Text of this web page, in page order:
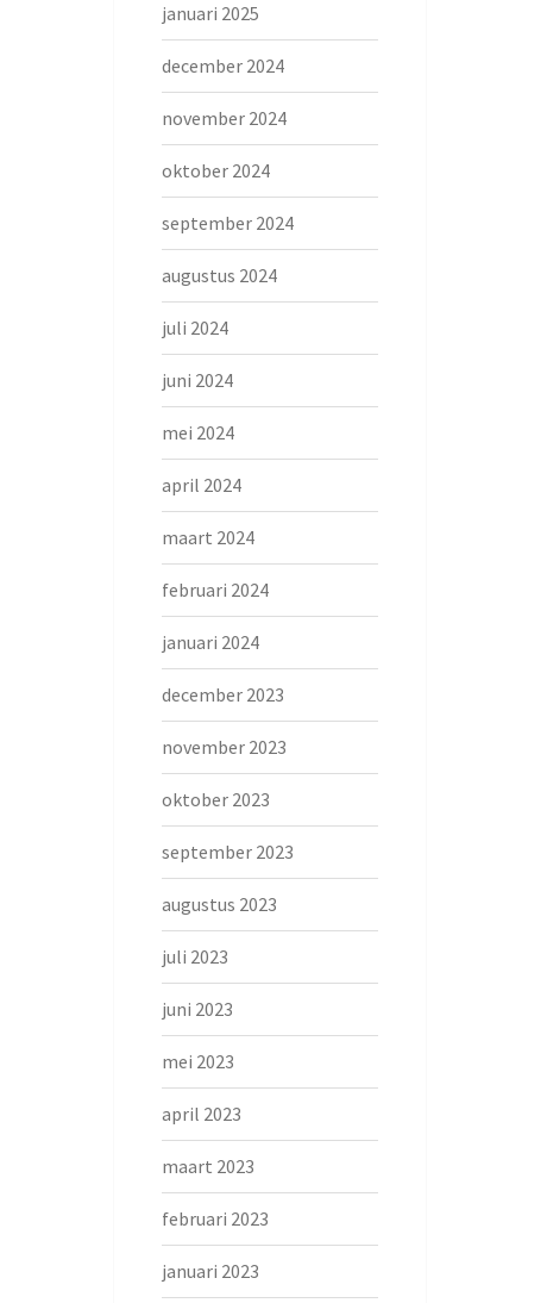
januari 2025
december 2024
november 2024
oktober 2024
september 2024
augustus 2024
juli 2024
juni 2024
mei 2024
april 2024
maart 2024
februari 2024
januari 2024
december 2023
november 2023
oktober 2023
september 2023
augustus 2023
juli 2023
juni 2023
mei 2023
april 2023
maart 2023
februari 2023
januari 2023